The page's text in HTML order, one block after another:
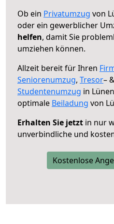
Ob ein Privatumzug von
oder ein gewerblicher
helfen, damit Sie
umziehen können.
Allzeit bereit für Ihren
Seniorenumzug, Tresor–
Studentenumzug in
optimale Beiladung von
Erhalten Sie jetzt in nur
unverbindliche und
Kostenlose